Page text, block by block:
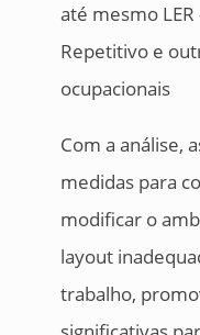
até mesmo
Repetitivo e
ocupacionais
Com a análise,
medidas para
modificar o
layout
trabalho,